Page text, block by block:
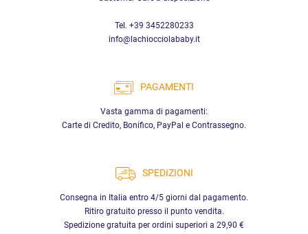
Tel. +39 3452280233
info@lachiocciolababy.it
PAGAMENTI
Vasta gamma di pagamenti:
Carte di Credito, Bonifico, PayPal e Contrassegno.
SPEDIZIONI
Consegna in Italia entro 4/5 giorni dal pagamento.
Ritiro gratuito presso il punto vendita.
Spedizione gratuita per ordini superiori a 29,90 €